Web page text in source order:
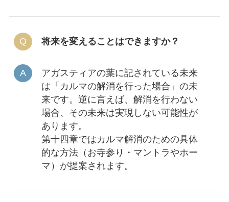
将来を変えることはできますか？
アガスティアの葉に記されている未来
は「カルマの解消を行った場合」の未
来です。逆に言えば、解消を行わない
場合、その未来は実現しない可能性が
あります。
第十四章ではカルマ解消のための具体
的な方法（お寺参り・マントラやホー
マ）が提案されます。